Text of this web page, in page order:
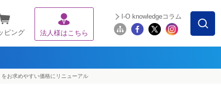
ピング 法人様はこちら
I-O knowledgeコラム
お求めやすい価格にリニューアル